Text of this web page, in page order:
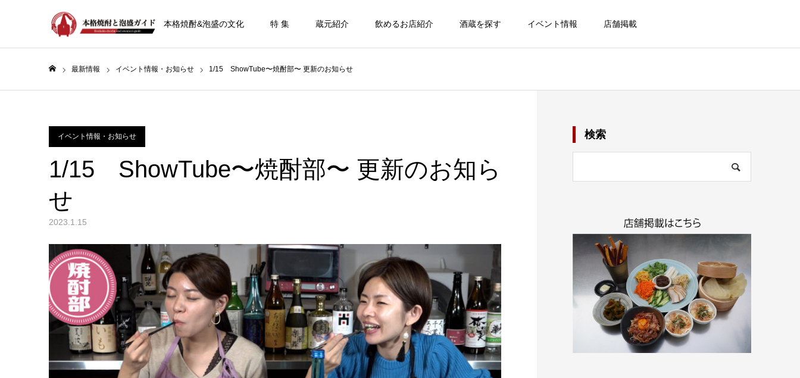
本格焼酎&泡盛の文化 特 集 蔵元紹介 飲めるお店紹介 酒蔵を探す イベント情報 店舗掲載
最新情報 イベント情報・お知らせ 1/15 ShowTube〜焼酎部〜 更新のお知らせ
イベント情報・お知らせ
1/15 ShowTube〜焼酎部〜 更新のお知ら
せ
2023.1.15
検索